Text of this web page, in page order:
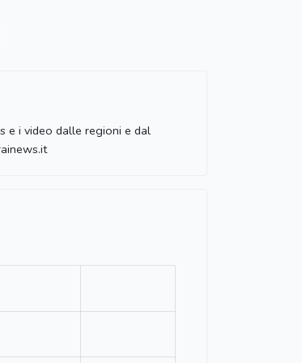
e i video dalle regioni e dal